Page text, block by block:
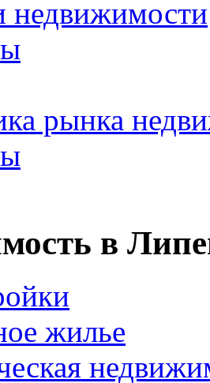
недвижимости
рынка
в
жилье